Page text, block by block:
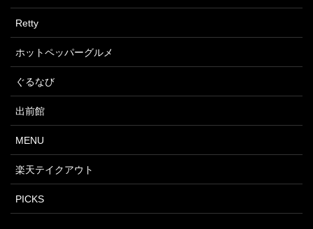
Retty
ホットペッパーグルメ
ぐるなび
出前館
MENU
楽天テイクアウト
PICKS